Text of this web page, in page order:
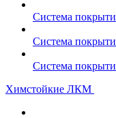
Система
Система
Система
Химстойкие ЛКМ